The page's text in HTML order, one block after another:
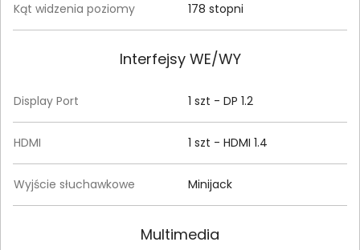
Kąt widzenia poziomy 178 stopni
Interfejsy WE/WY
Display Port 1 szt - DP 1.2
HDMI 1 szt - HDMI 1.4
Wyjście słuchawkowe Minijack
Multimedia